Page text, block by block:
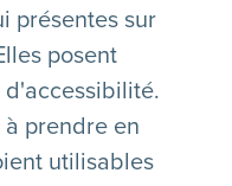
présentes sur
posent
d'accessibilité.
prendre en
utilisables